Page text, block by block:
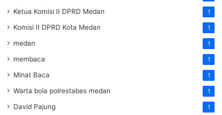
Ketua Komisi II DPRD Medan 1
Komisi II DPRD Kota Medan 1
medan 1
membaca 1
Minat Baca 1
Warta bola polrestabes medan 1
David Pajung 1